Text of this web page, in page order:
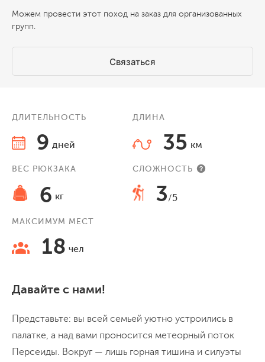
Можем провести этот поход на заказ для организованных
групп.
Связаться
ДЛИТЕЛЬНОСТЬ
9 дней
ДЛИНА
35 км
ВЕС РЮКЗАКА
6 кг
СЛОЖНОСТЬ
3/5
МАКСИМУМ МЕСТ
18 чел
Давайте с нами!
Представьте: вы всей семьей уютно устроились в
палатке, а над вами проносится метеорный поток
Персеиды. Вокруг — лишь горная тишина и силуэты